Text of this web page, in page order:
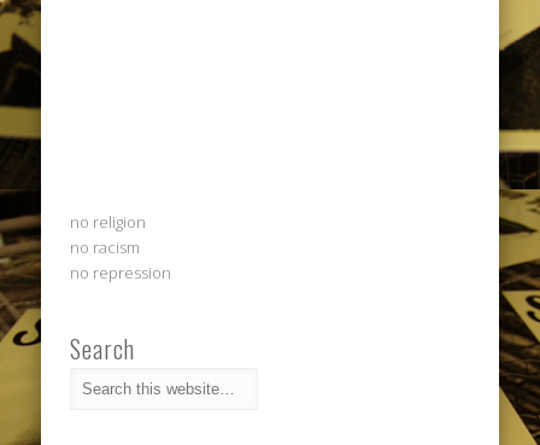
no religion
no racism
no repression
Search